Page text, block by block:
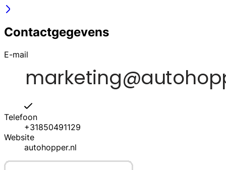
Contactgegevens
E-mail
Telefoon
+31850491129
Website
autohopper.nl